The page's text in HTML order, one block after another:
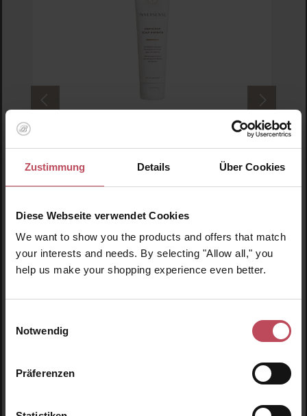
Zustimmung Details Über Cookies
Diese Webseite verwendet Cookies
We want to show you the products and offers that match
your interests and needs. By selecting "Allow all," you
help us make your shopping experience even better.
Notwendig
Präferenzen
59.15 ml(18,51 CHF / 100 ml)
Regulärer Preis:
10,95 CHF
Inkl. MwSt